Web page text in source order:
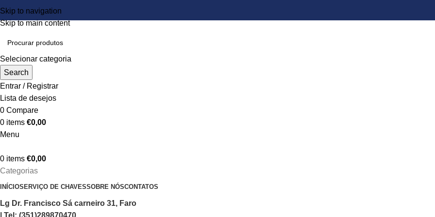
Skip to navigation
Skip to main content
Selecionar categoria
Search
Entrar / Registrar
Lista de desejos
0 Compare
0 items €0,00
Menu
0 items €0,00
Categorias
INÍCIOSERVIÇO DE CHAVESSOBRE NÓSCONTATOS
Lg Dr. Francisco Sá carneiro 31, Faro
| Tel: (351)289870470